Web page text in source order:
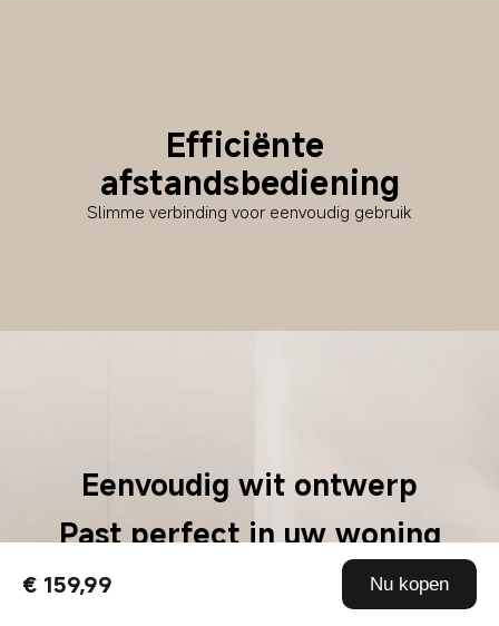
€ 159,99 Nu kopen
Efficiënte
afstandsbediening
Slimme verbinding voor eenvoudig gebruik
Eenvoudig wit ontwerp
Past perfect in uw woning
De robotstofzuiger is compact en licht, heeft een